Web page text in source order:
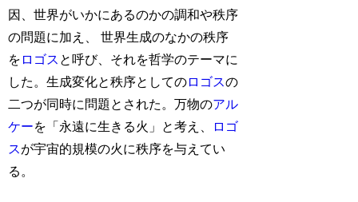
因、世界がいかにあるのかの調和や秩序
の問題に加え、 世界生成のなかの秩序
を ロゴス と呼び、それを哲学のテーマに
した。生成変化と秩序としてのロゴスの
二つが同時に問題とされた。万物のアル
ケーを「永遠に生きる火」と考え、
ロゴ
スが宇宙的規模の火に秩序を与えてい
る。